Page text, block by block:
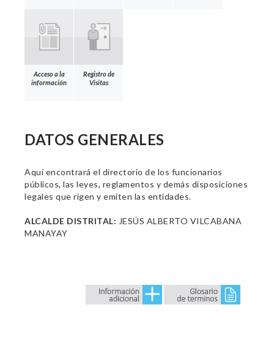
Acceso a la
información
Registro de
Visitas
DATOS GENERALES
Aquí encontrará el directorio de los funcionarios
públicos, las leyes, reglamentos y demás disposiciones
legales que rigen y emiten las entidades.
ALCALDE DISTRITAL: JESÚS ALBERTO VILCABANA
MANAYAY